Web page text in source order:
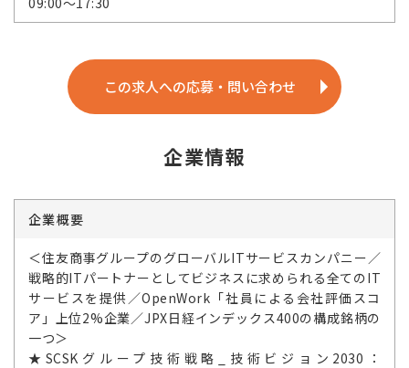
この求人への応募・問い合わせ
企業情報
企業概要
＜住友商事グループのグローバルITサービスカンパニー／
戦略的ITパートナーとしてビジネスに求められる全てのIT
サービスを提供／OpenWork「社員による会社評価スコ
ア」上位2%企業／JPX日経インデックス400の構成銘柄の
一つ＞
★SCSKグループ技術戦略_技術ビジョン2030：